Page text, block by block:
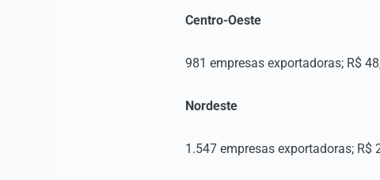
Centro-Oeste
981 empresas exportadoras; R$
Nordeste
1.547 empresas exportadoras;